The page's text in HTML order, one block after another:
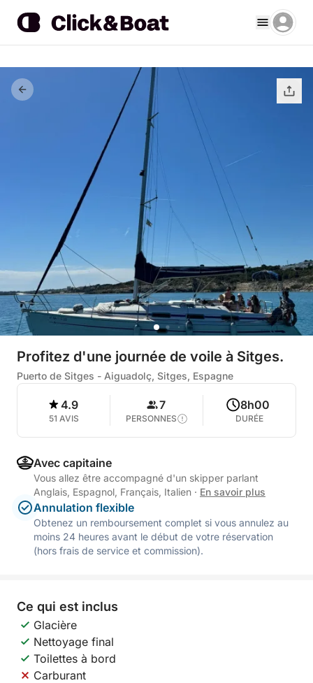
Profitez d'une journée de voile à Sitges.
Puerto de Sitges - Aiguadolç, Sitges, Espagne
4.9
51 AVIS
7
PERSONNES
8h00
DURÉE
Avec capitaine
Vous allez être accompagné d'un skipper parlant
Anglais, Espagnol, Français, Italien · En savoir plus
Annulation flexible
Obtenez un remboursement complet si vous annulez au
moins 24 heures avant le début de votre réservation
(hors frais de service et commission).
Ce qui est inclus
Glacière
Nettoyage final
Toilettes à bord
Carburant